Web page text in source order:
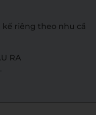
riêng theo nhu cầ
RA